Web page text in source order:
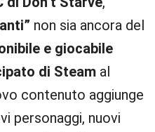
non sia ancora del
e giocabile
di Steam al
contenuto aggiunge
personaggi, nuovi